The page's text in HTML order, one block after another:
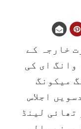
خارجہ کے
وانگ ای کی
میکونگ
اجلاس
تھائی لینڈ